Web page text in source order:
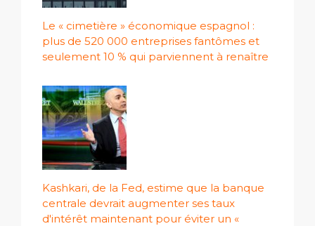
Le « cimetière » économique espagnol :
plus de 520 000 entreprises fantômes et
seulement 10 % qui parviennent à renaître
Kashkari, de la Fed, estime que la banque
centrale devrait augmenter ses taux
d'intérêt maintenant pour éviter un «